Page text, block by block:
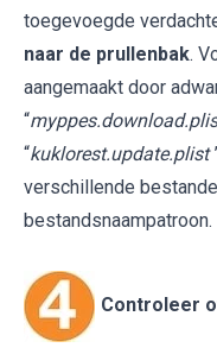
toegevoegde
naar de prullenbak.
aangemaakt door
“
“kuklorest.update.plist
verschillende
bestandsnaampatroon.
Controleer